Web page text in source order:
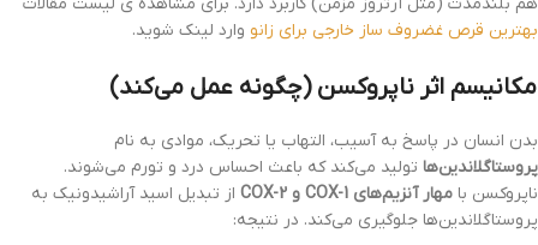
بهترین قرص غضروف ساز خارجی برای زانو وارد لینک شوید.
مکانیسم اثر ناپروکسن (چگونه عمل می‌کند)
بدن انسان در پاسخ به آسیب، التهاب یا تحریک، موادی به نام
پروستاگلاندین‌ها تولید می‌کند که باعث احساس درد و تورم می‌شوند.
ناپروکسن با مهار آنزیم‌های COX-1 و COX-2
از تبدیل اسید آراشیدونیک به
پروستاگلاندین‌ها جلوگیری می‌کند. در نتیجه: